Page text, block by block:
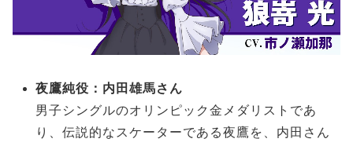
夜鷹純役：内田雄馬さん
男子シングルのオリンピック金メダリストであ
り、伝説的なスケーターである夜鷹を、内田さん